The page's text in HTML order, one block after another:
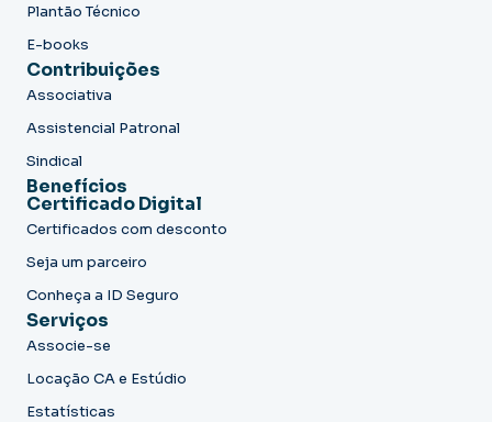
Plantão Técnico
E-books
Contribuições
Associativa
Assistencial Patronal
Sindical
Benefícios
Certificado Digital
Certificados com desconto
Seja um parceiro
Conheça a ID Seguro
Serviços
Associe-se
Locação CA e Estúdio
Estatísticas